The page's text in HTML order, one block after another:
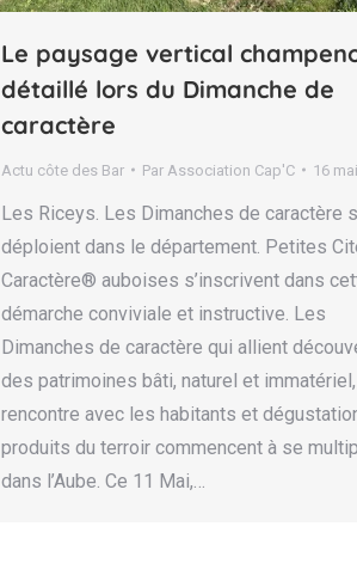
Le paysage vertical
détaillé lors du Dimanche de
caractère
Actu côte des Bar Par Association Cap'C 16
Les Riceys. Les Dimanches de caractère
déploient dans le département. Petites
Caractère® auboises s’inscrivent dans
démarche conviviale et instructive. Les
Dimanches de caractère qui allient
des patrimoines bâti, naturel et immatériel,
rencontre avec les habitants et
produits du terroir commencent à se
dans l’Aube. Ce 11 Mai,…